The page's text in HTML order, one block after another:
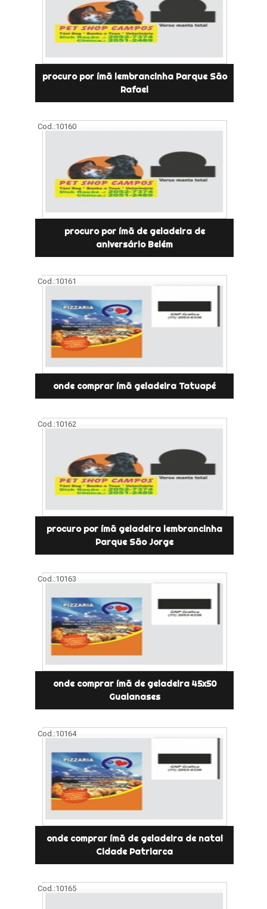
procuro por ímã lembrancinha Parque São
Rafael
Cod.:10160
procuro por ímã de geladeira de
aniversário Belém
Cod.:10161
onde comprar ímã geladeira Tatuapé
Cod.:10162
procuro por ímã geladeira lembrancinha
Parque São Jorge
Cod.:10163
onde comprar ímã de geladeira 45x50
Guaianases
Cod.:10164
onde comprar ímã de geladeira de natal
Cidade Patriarca
Cod.:10165